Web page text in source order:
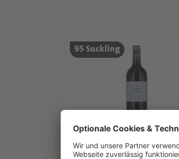
95 Suckling